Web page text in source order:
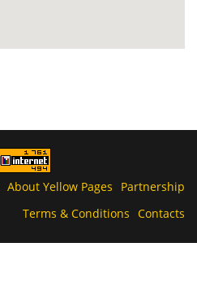
About Yellow Pages
Partnership
Terms & Conditions Contacts